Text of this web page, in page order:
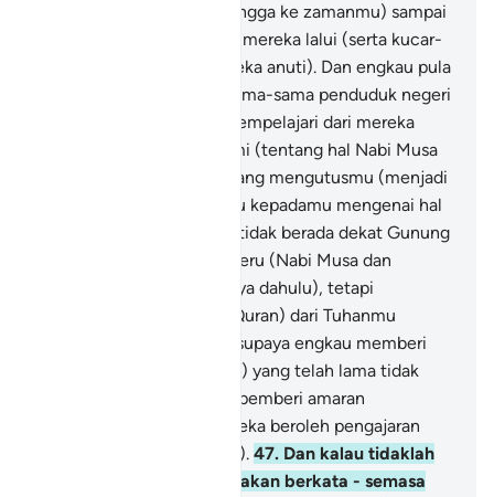
(dari zaman Nabi Musa hingga ke zamanmu) sampai
berlanjutanlah masa yang mereka lalui (serta kucar-
kacirlah ugama yang mereka anuti). Dan engkau pula
tidak pernah tinggal bersama-sama penduduk negeri
Madyan membaca dan mempelajari dari mereka
ayat-ayat keterangan Kami (tentang hal Nabi Musa
di sana), tetapi Kamilah yang mengutusmu (menjadi
Rasul dan memberi wahyu kepadamu mengenai hal
Dan engkau juga tidak berada dekat Gunung
Tursina ketika Kami menyeru (Nabi Musa dan
memberi wahyu kepadanya dahulu), tetapi
(diturunkan) rahmat (Al-Quran) dari Tuhanmu
(menerangkan Kisah itu) supaya engkau memberi
amaran kepada kaum (mu) yang telah lama tidak
didatangi sebarang Rasul pemberi amaran
sebelummu, semoga mereka beroleh pengajaran
(serta insaf mematuhinya). 47. Dan kalau tidaklah
orang-orang musyrik itu akan berkata - semasa